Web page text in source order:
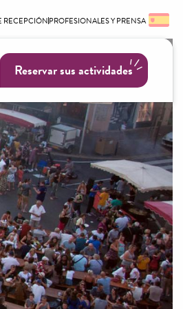
Reservar sus actividades
les favoris
RECEPCIÓNPROFESIONALES Y PRENSA